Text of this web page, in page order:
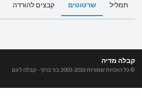
תמליל שרטוטים קבצים להורדה
קבלה מדיה
© כל הזכויות שמורות 2003-2026 בני ברוך - קבלה לעם